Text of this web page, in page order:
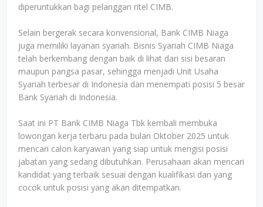
diperuntukkan bagi pelanggan ritel CIMB.
Selain bergerak secara konvensional, Bank CIMB Niaga
juga memiliki layanan syariah. Bisnis Syariah CIMB Niaga
telah berkembang dengan baik di lihat dari sisi besaran
maupun pangsa pasar, sehingga menjadi Unit Usaha
Syariah terbesar di Indonesia dan menempati posisi 5 besar
Bank Syariah di Indonesia.
Saat ini PT Bank CIMB Niaga Tbk kembali membuka
lowongan kerja terbaru pada bulan Oktober 2025 untuk
mencari calon karyawan yang siap untuk mengisi posisi
jabatan yang sedang dibutuhkan. Perusahaan akan mencari
kandidat yang terbaik sesuai dengan kualifikasi dan yang
cocok untuk posisi yang akan ditempatkan.